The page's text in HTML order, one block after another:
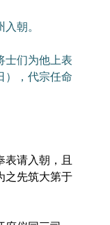
朝。
们为他上表
），代宗任命
请入朝，且
之先筑大第于